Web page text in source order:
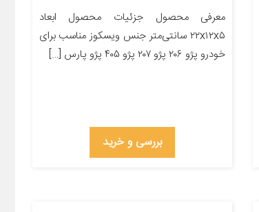
معرفی محصول جزئیات محصول ابعاد
۲۲x۱۲x۵ سانتی‌متر جنس ویسکوز مناسب برای
خودرو پژو ۲۰۶ پژو ۲۰۷ پژو ۴۰۵ پژو پارس […]
بررسی و خرید